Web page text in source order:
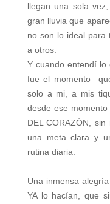
llegan una sola
gran lluvia que
no son lo ideal para
a otros.
Y cuando entendí
fue el momento
solo a mi, a mis
desde ese
DEL CORAZÓN,
una meta clara y
rutina diaria.
Una inmensa
YA lo hacían, que